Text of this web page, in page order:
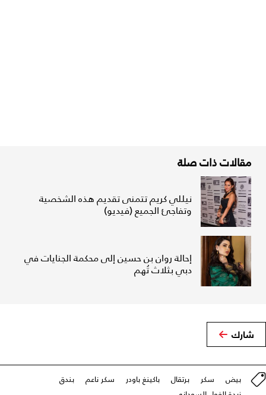
مقالات ذات صلة
نيللي كريم تتمنى تقديم هذه الشخصية
وتفاجئ الجميع (فيديو)
إحالة روان بن حسين إلى محكمة الجنايات في
دبي بثلاث تُهم
شارك
بيض سكر برتقال باكينغ باودر سكر ناعم
بندق